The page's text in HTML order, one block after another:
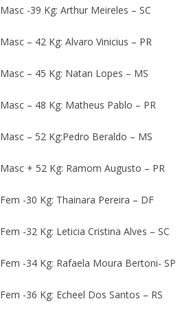
Masc -39 Kg: Arthur Meireles – SC
Masc – 42 Kg: Alvaro Vinicius – PR
Masc – 45 Kg: Natan Lopes – MS
Masc – 48 Kg: Matheus Pablo – PR
Masc – 52 Kg:Pedro Beraldo – MS
Masc + 52 Kg: Ramom Augusto – PR
Fem -30 Kg: Thainara Pereira – DF
Fem -32 Kg: Leticia Cristina Alves – SC
Fem -34 Kg: Rafaela Moura Bertoni- SP
Fem -36 Kg: Echeel Dos Santos – RS